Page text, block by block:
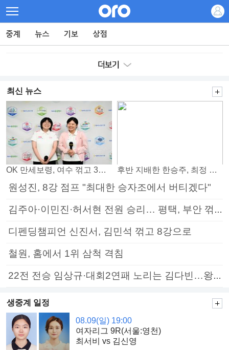
최신 뉴스
OK 만세보령, 여수 꺾고 3연패 탈출 후반 지배한 한승주, 최정 꺾고 8강 진출
원성진, 8강 점프 "최대한 승자조에서 버티겠다"
김주아·이민진·허서현 전원 승리… 평택, 부안 꺾고 5연승
디펜딩챔피언 신진서, 김민석 꺾고 8강으로
철원, 홈에서 1위 삼척 격침
22전 전승 임상규·대회2연패 노리는 김다빈…왕중왕전 16강 7일부터
생중계 일정
08.09(일) 19:00
여자리그 9R(서울:영천)
최서비 vs 김신영